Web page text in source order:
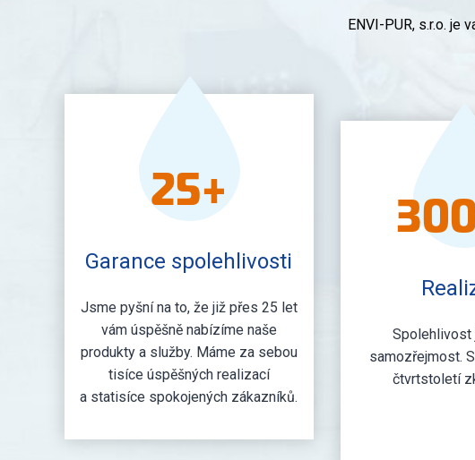
ENVI-PUR, s.r.o. je
25+
Garance spolehlivosti
Jsme pyšní na to, že již přes 25 let
vám úspěšně nabízíme naše
produkty a služby. Máme za sebou
tisíce úspěšných realizací
a statisíce spokojených zákazníků.
Spolehlivost
samozřejmost.
čtvrtstoletí